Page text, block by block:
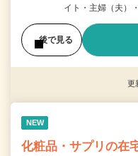
イト・主婦（夫）
後で見る
更
NEW
化粧品・サプリの在